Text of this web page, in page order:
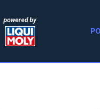
powered by